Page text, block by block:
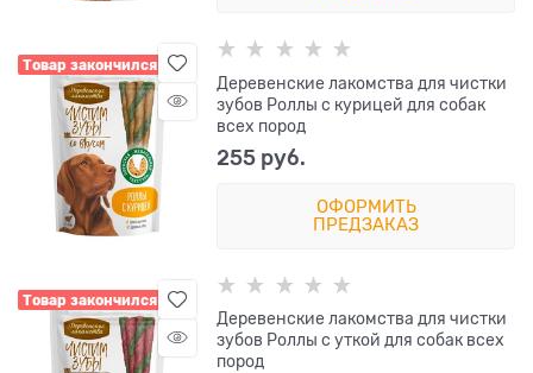
Товар закончился
Деревенские лакомства для чистки
зубов Роллы с курицей для собак
всех пород
255 руб.
ОФОРМИТЬ
ПРЕДЗАКАЗ
Товар закончился
Деревенские лакомства для чистки
зубов Роллы с уткой для собак всех
пород